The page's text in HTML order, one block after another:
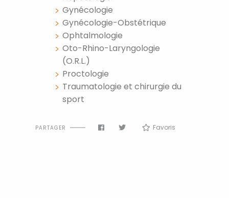
Gynécologie
Gynécologie-Obstétrique
Ophtalmologie
Oto-Rhino-Laryngologie
(O.R.L.)
Proctologie
Traumatologie et chirurgie du
sport
PARTAGER Favoris